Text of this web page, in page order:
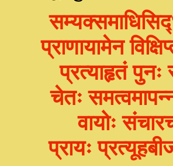
प्राणायामेन
प्रत्याहृतं पुनः
चेतः
वायोः
प्रायः